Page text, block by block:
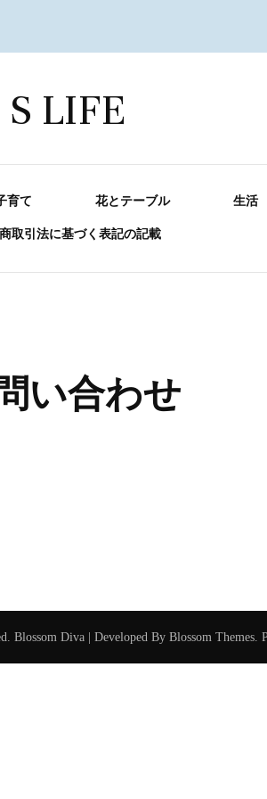
S LIFE
育て 花とテーブル 生活
取引法に基づく表記の記載
い合わせ
Blossom Diva | Developed By Blossom Themes .